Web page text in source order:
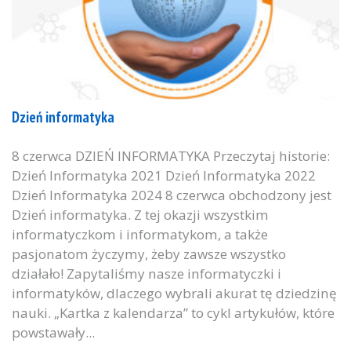
Dzień informatyka
8 czerwca DZIEŃ INFORMATYKA Przeczytaj historie:
Dzień Informatyka 2021 Dzień Informatyka 2022
Dzień Informatyka 2024 8 czerwca obchodzony jest
Dzień informatyka. Z tej okazji wszystkim
informatyczkom i informatykom, a także
pasjonatom życzymy, żeby zawsze wszystko
działało! Zapytaliśmy nasze informatyczki i
informatyków, dlaczego wybrali akurat tę dziedzinę
nauki. „Kartka z kalendarza” to cykl artykułów, które
powstawały...